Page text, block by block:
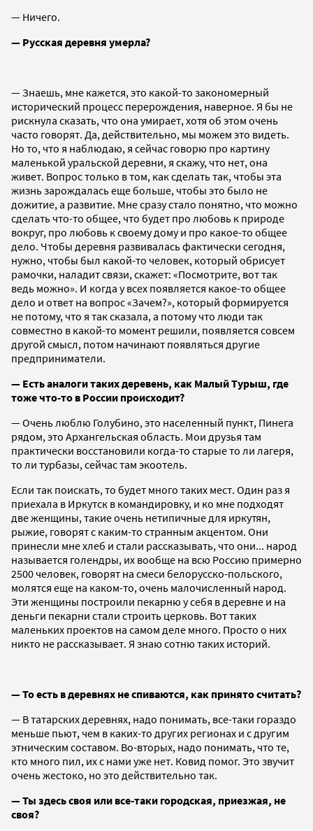
— Ничего.
— Русская деревня умерла?
— Знаешь, мне кажется, это какой-то закономерный
исторический процесс перерождения, наверное. Я бы не
рискнула сказать, что она умирает, хотя об этом очень
часто говорят. Да, действительно, мы можем это видеть.
Но то, что я наблюдаю, я сейчас говорю про картину
маленькой уральской деревни, я скажу, что нет, она
живет. Вопрос только в том, как сделать так, чтобы эта
жизнь зарождалась еще больше, чтобы это было не
дожитие, а развитие. Мне сразу стало понятно, что можно
сделать что-то общее, что будет про любовь к природе
вокруг, про любовь к своему дому и про какое-то общее
дело. Чтобы деревня развивалась фактически сегодня,
нужно, чтобы был какой-то человек, который обрисует
рамочки, наладит связи, скажет: «Посмотрите, вот так
ведь можно». И когда у всех появляется какое-то общее
дело и ответ на вопрос «Зачем?», который формируется
не потому, что я так сказала, а потому что люди так
совместно в какой-то момент решили, появляется совсем
другой смысл, потом начинают появляться другие
предприниматели.
— Есть аналоги таких деревень, как Малый Турыш, где
тоже что-то в России происходит?
— Очень люблю Голубино, это населенный пункт, Пинега
рядом, это Архангельская область. Мои друзья там
практически восстановили когда-то старые то ли лагеря,
то ли турбазы, сейчас там экоотель.
Если так поискать, то будет много таких мест. Один раз я
приехала в Иркутск в командировку, и ко мне подходят
две женщины, такие очень нетипичные для иркутян,
рыжие, говорят с каким-то странным акцентом. Они
принесли мне хлеб и стали рассказывать, что они... народ
называется голендры, их вообще на всю Россию примерно
2500 человек, говорят на смеси белорусско-польского,
молятся еще на каком-то, очень малочисленный народ.
Эти женщины построили пекарню у себя в деревне и на
деньги пекарни стали строить церковь. Вот таких
маленьких проектов на самом деле много. Просто о них
никто не рассказывает. Я знаю сотню таких историй.
— То есть в деревнях не спиваются, как принято считать?
— В татарских деревнях, надо понимать, все-таки гораздо
меньше пьют, чем в каких-то других регионах и с другим
этническим составом. Во-вторых, надо понимать, что те,
кто много пил, их с нами уже нет. Ковид помог. Это звучит
очень жестоко, но это действительно так.
— Ты здесь своя или все-таки городская, приезжая, не
своя?